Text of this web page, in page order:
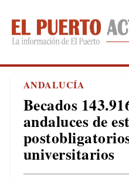
ANDALUCÍA
Becados
andaluces de
universitarios